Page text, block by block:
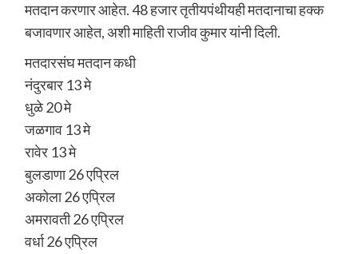
मतदान करणार आहेत. 48 हजार तृतीयपंथीयही मतदानाचा हक्क
बजावणार आहेत, अशी माहिती राजीव कुमार यांनी दिली.
मतदारसंघ मतदान कधी
नंदुरबार 13 मे
धुळे 20 मे
जळगाव 13 मे
रावेर 13 मे
बुलडाणा 26 एप्रिल
अकोला 26 एप्रिल
अमरावती 26 एप्रिल
वर्धा 26 एप्रिल